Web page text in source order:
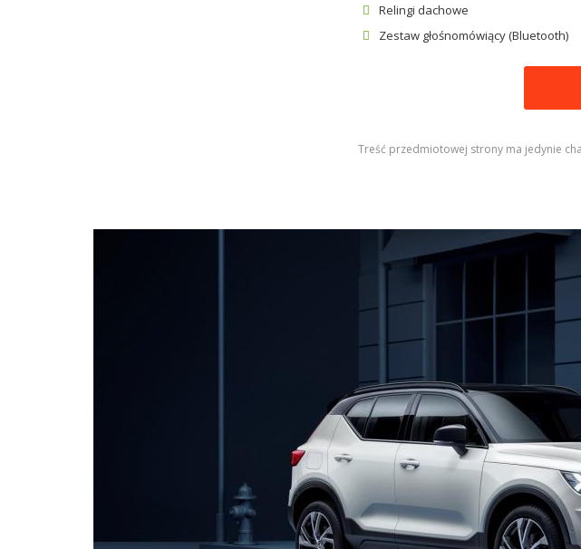
Relingi dachowe
Zestaw głośnomówiący (Bluetooth)
Treść przedmiotowej strony ma jedynie